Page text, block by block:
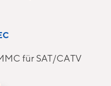
für SAT/CATV